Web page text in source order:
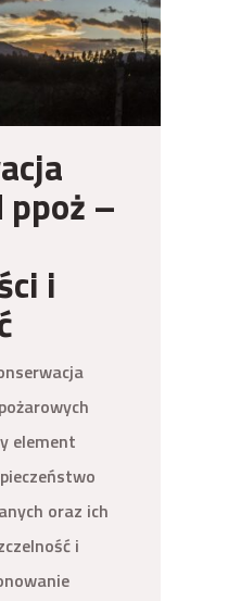
ppoż –
i
element
oraz ich
i